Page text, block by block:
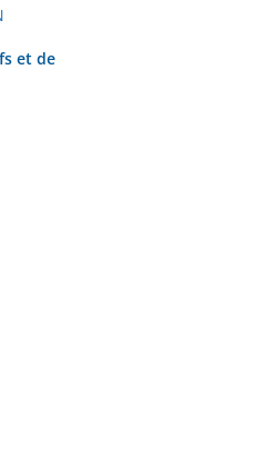
et de